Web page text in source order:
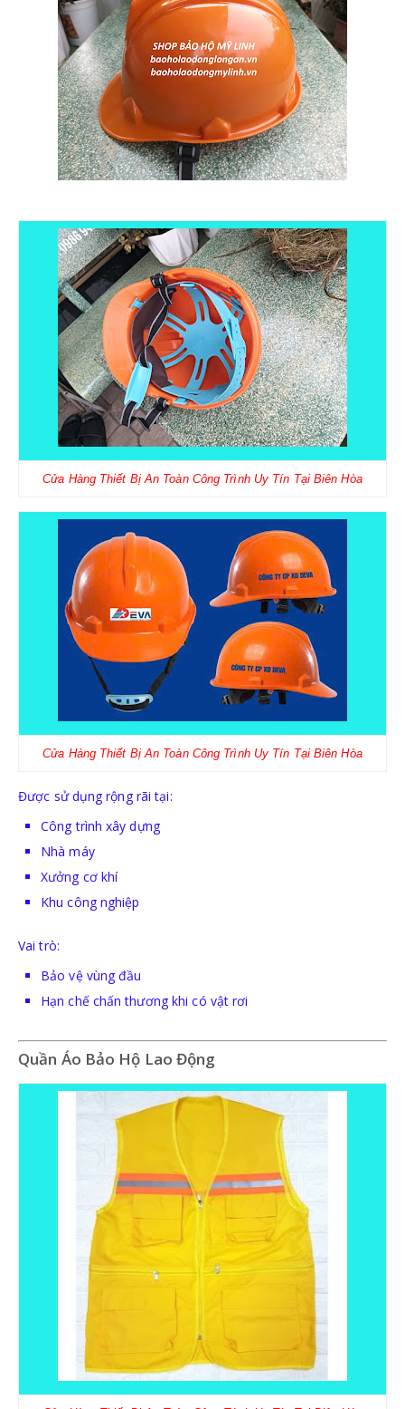
Cửa Hàng Thiết Bị An Toàn Công Trình Uy Tín Tại Biên Hòa
Cửa Hàng Thiết Bị An Toàn Công Trình Uy Tín Tại Biên Hòa
Được sử dụng rộng rãi tại:
Công trình xây dựng
Nhà máy
Xưởng cơ khí
Khu công nghiệp
Vai trò:
Bảo vệ vùng đầu
Hạn chế chấn thương khi có vật rơi
Quần Áo Bảo Hộ Lao Động